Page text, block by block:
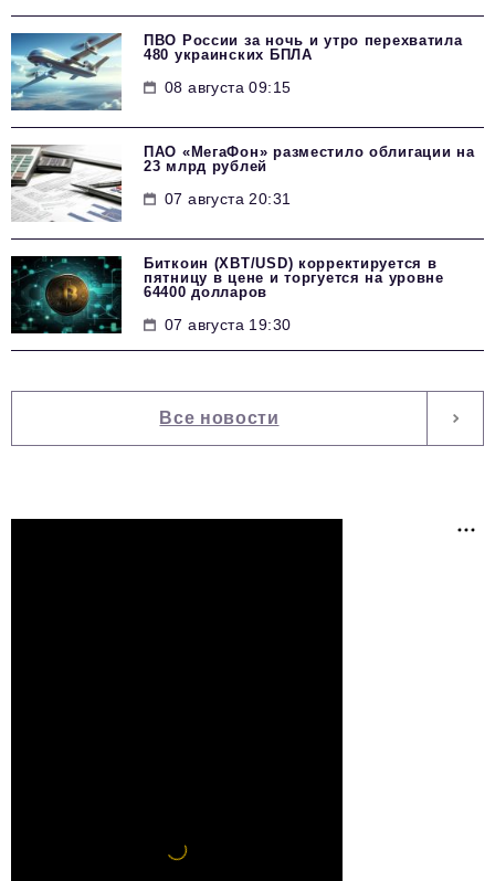
ПВО России за ночь и утро перехватила
480 украинских БПЛА
08 августа 09:15
ПАО «МегаФон» разместило облигации на
23 млрд рублей
07 августа 20:31
Биткоин (XBT/USD) корректируется в
пятницу в цене и торгуется на уровне
64400 долларов
07 августа 19:30
Все новости